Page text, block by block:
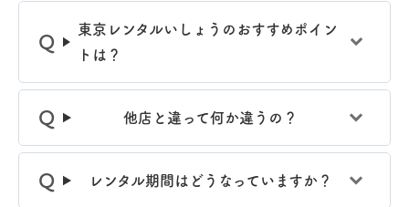
東京レンタルいしょうのおすすめポイン
トは？
他店と違って何か違うの？
レンタル期間はどうなっていますか？